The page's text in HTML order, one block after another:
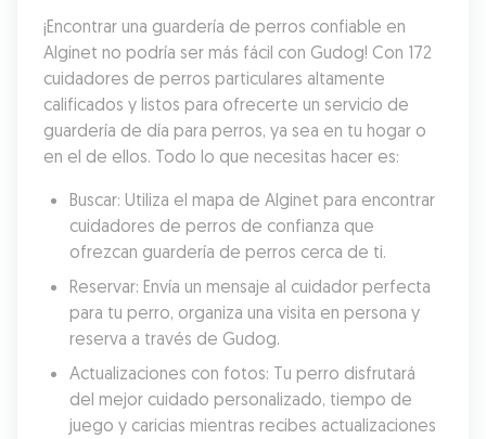
¡Encontrar una guardería de perros confiable en
Alginet no podría ser más fácil con Gudog! Con 172
cuidadores de perros particulares altamente
calificados y listos para ofrecerte un servicio de
guardería de día para perros, ya sea en tu hogar o
en el de ellos. Todo lo que necesitas hacer es:
Buscar: Utiliza el mapa de Alginet para encontrar
cuidadores de perros de confianza que
ofrezcan guardería de perros cerca de ti.
Reservar: Envía un mensaje al cuidador perfecta
para tu perro, organiza una visita en persona y
reserva a través de Gudog.
Actualizaciones con fotos: Tu perro disfrutará
del mejor cuidado personalizado, tiempo de
juego y caricias mientras recibes actualizaciones